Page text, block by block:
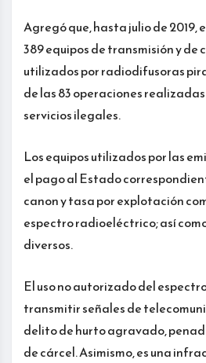
Agregó que, hasta julio de 2019,
389 equipos de transmisión y de
utilizados por radiodifusoras
de las 83 operaciones
servicios ilegales.
Los equipos utilizados por las
el pago al Estado
canon y tasa por explotación
espectro radioeléctrico; así
diversos.
El uso no autorizado del
transmitir señales de
delito de hurto agravado,
de cárcel. Asimismo, es una